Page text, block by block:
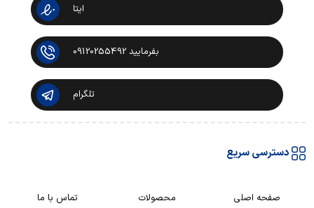
ایتا
بفرمایید 09120255492
تلگرام
دسترسی سریع
صفحه اصلی محصولات
تماس با ما